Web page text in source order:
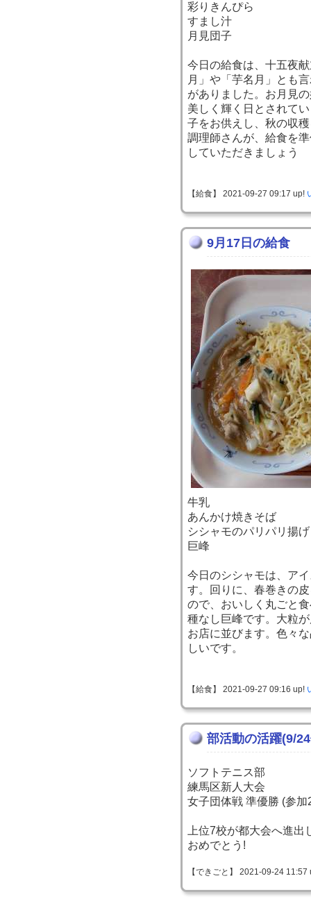
彩りきんぴら
すまし汁
月見団子
今日の給食は、十五夜
月」や「芋名月」とも
がありました。お月見
美しく輝く日とされて
子をお供えし、秋の収
調理師さんが、給食を
していただきましょう
【給食】 2021-09-27 09:17 up!
9月17日の給食
牛乳
あんかけ焼きそば
シシャモのパリパリ揚げ
巨峰
今日のシシャモは、ア
す。回りに、春巻きの
ので、おいしく丸ごと
種なし巨峰です。大粒
お店に並びます。色々
しいです。
【給食】 2021-09-27 09:16 up!
部活動の活躍(9/
ソフトテニス部
練馬区新人大会
女子団体戦 準優勝 (参加
上位7校が都大会へ進出
おめでとう!
【できごと】 2021-09-24